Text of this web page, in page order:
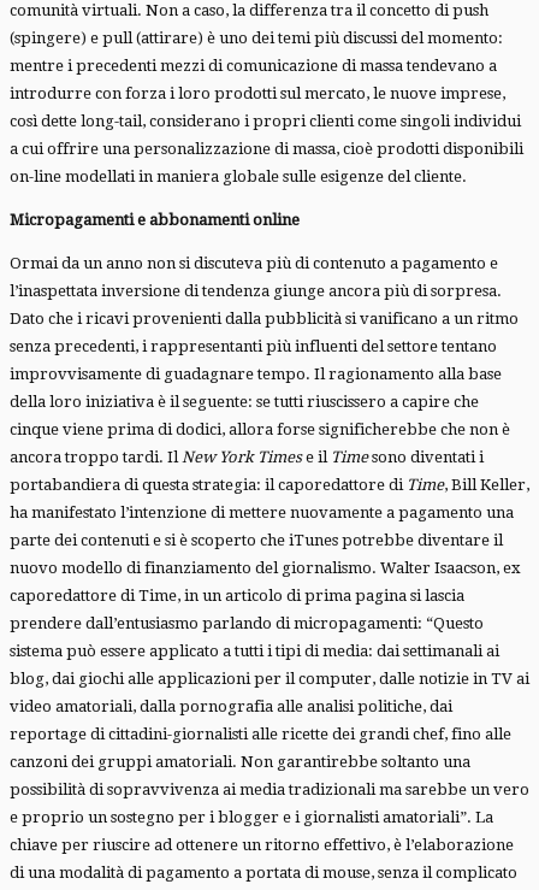
comunità virtuali. Non a caso, la differenza tra il concetto di push
(spingere) e pull (attirare) è uno dei temi più discussi del momento:
mentre i precedenti mezzi di comunicazione di massa tendevano a
introdurre con forza i loro prodotti sul mercato, le nuove imprese,
così dette long-tail, considerano i propri clienti come singoli individui
a cui offrire una personalizzazione di massa, cioè prodotti disponibili
on-line modellati in maniera globale sulle esigenze del cliente.
Micropagamenti e abbonamenti online
Ormai da un anno non si discuteva più di contenuto a pagamento e
l’inaspettata inversione di tendenza giunge ancora più di sorpresa.
Dato che i ricavi provenienti dalla pubblicità si vanificano a un ritmo
senza precedenti, i rappresentanti più influenti del settore tentano
improvvisamente di guadagnare tempo. Il ragionamento alla base
della loro iniziativa è il seguente: se tutti riuscissero a capire che
cinque viene prima di dodici, allora forse significherebbe che non è
ancora troppo tardi. IlNew York Timese il Timesono diventati i
portabandiera di questa strategia: il caporedattore di Time, Bill Keller,
ha manifestato l’intenzione di mettere nuovamente a pagamento una
parte dei contenuti e si è scoperto che iTunes potrebbe diventare il
nuovo modello di finanziamento del giornalismo. Walter Isaacson, ex
caporedattore di Time, in un articolo di prima pagina si lascia
prendere dall’entusiasmo parlando di micropagamenti: “Questo
sistema può essere applicato a tutti i tipi di media: dai settimanali ai
blog, dai giochi alle applicazioni per il computer, dalle notizie in TV ai
video amatoriali, dalla pornografia alle analisi politiche, dai
reportage di cittadini-giornalisti alle ricette dei grandi chef, fino alle
canzoni dei gruppi amatoriali. Non garantirebbe soltanto una
possibilità di sopravvivenza ai media tradizionali ma sarebbe un vero
e proprio un sostegno per i blogger e i giornalisti amatoriali”. La
chiave per riuscire ad ottenere un ritorno effettivo, è l’elaborazione
di una modalità di pagamento a portata di mouse, senza il complicato